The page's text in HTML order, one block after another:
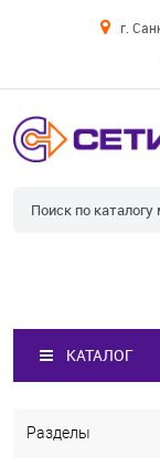
г.
КАТАЛОГ
Разделы